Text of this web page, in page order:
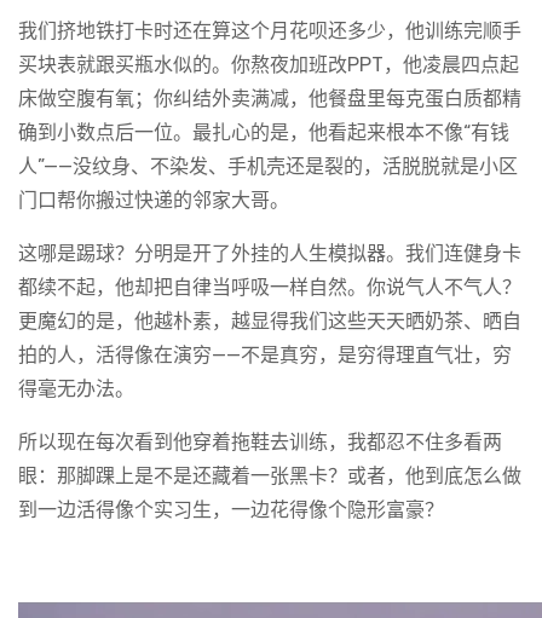
我们挤地铁打卡时还在算这个月花呗还多少，他训练完顺手
买块表就跟买瓶水似的。你熬夜加班改PPT，他凌晨四点起
床做空腹有氧；你纠结外卖满减，他餐盘里每克蛋白质都精
确到小数点后一位。最扎心的是，他看起来根本不像“有钱
人”——没纹身、不染发、手机壳还是裂的，活脱脱就是小区
门口帮你搬过快递的邻家大哥。
这哪是踢球？分明是开了外挂的人生模拟器。我们连健身卡
都续不起，他却把自律当呼吸一样自然。你说气人不气人？
更魔幻的是，他越朴素，越显得我们这些天天晒奶茶、晒自
拍的人，活得像在演穷——不是真穷，是穷得理直气壮，穷
得毫无办法。
所以现在每次看到他穿着拖鞋去训练，我都忍不住多看两
眼：那脚踝上是不是还藏着一张黑卡？或者，他到底怎么做
到一边活得像个实习生，一边花得像个隐形富豪？